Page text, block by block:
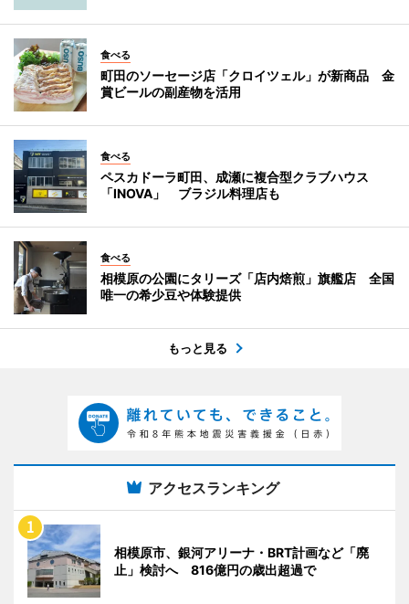
食べる
町田のソーセージ店「クロイツェル」が新商品 金
賞ビールの副産物を活用
食べる
ペスカドーラ町田、成瀬に複合型クラブハウス
「INOVA」 ブラジル料理店も
食べる
相模原の公園にタリーズ「店内焙煎」旗艦店 全国
唯一の希少豆や体験提供
もっと見る
アクセスランキング
相模原市、銀河アリーナ・BRT計画など「廃
止」検討へ 816億円の歳出超過で